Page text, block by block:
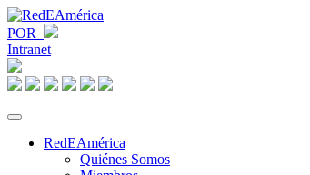
POR
Intranet
RedEAmérica
Quiénes Somos